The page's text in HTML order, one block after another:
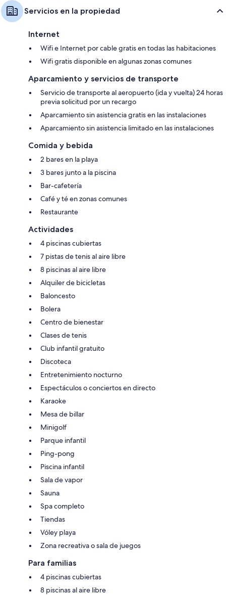
Servicios en la propiedad
Internet
Wifi e Internet por cable gratis en todas las habitaciones
Wifi gratis disponible en algunas zonas comunes
Aparcamiento y servicios de transporte
Servicio de transporte al aeropuerto (ida y vuelta) 24 horas
previa solicitud por un recargo
Aparcamiento sin asistencia gratis en las instalaciones
Aparcamiento sin asistencia limitado en las instalaciones
Comida y bebida
2 bares en la playa
3 bares junto a la piscina
Bar-cafetería
Café y té en zonas comunes
Restaurante
Actividades
4 piscinas cubiertas
7 pistas de tenis al aire libre
8 piscinas al aire libre
Alquiler de bicicletas
Baloncesto
Bolera
Centro de bienestar
Clases de tenis
Club infantil gratuito
Discoteca
Entretenimiento nocturno
Espectáculos o conciertos en directo
Karaoke
Mesa de billar
Minigolf
Parque infantil
Ping-pong
Piscina infantil
Sala de vapor
Sauna
Spa completo
Tiendas
Vóley playa
Zona recreativa o sala de juegos
Para familias
4 piscinas cubiertas
8 piscinas al aire libre